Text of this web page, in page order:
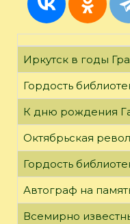
Иркутск в годы
Гордость
К дню рождения
Октябрьская
Гордость
Автограф на
Всемирно